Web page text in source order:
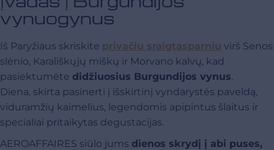
vynuogynus
Iš Paryžiaus skriskite privačiu sraigtasparniu virš Senos
slėnio, Karališkųjų miškų ir Morvano kalvų, kad
pasiektumėte didžiuosius Burgundijos vynus.
Diena, skirta pasinerti į išskirtinį vyndarystės paveldą,
viduramžių kaimelius, legendomis apipintus šlaitus ir
specialiai pritaikytas degustacijas.
AEROAFFAIRES siūlo jums dienos skrydį į abi puses,